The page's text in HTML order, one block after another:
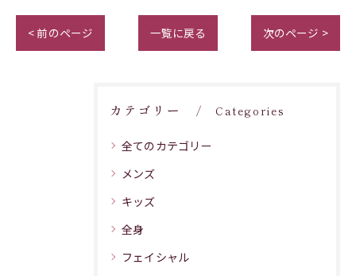
< 前のページ 一覧に戻る 次のページ >
カテゴリー Categories
全てのカテゴリー
メンズ
キッズ
全身
フェイシャル